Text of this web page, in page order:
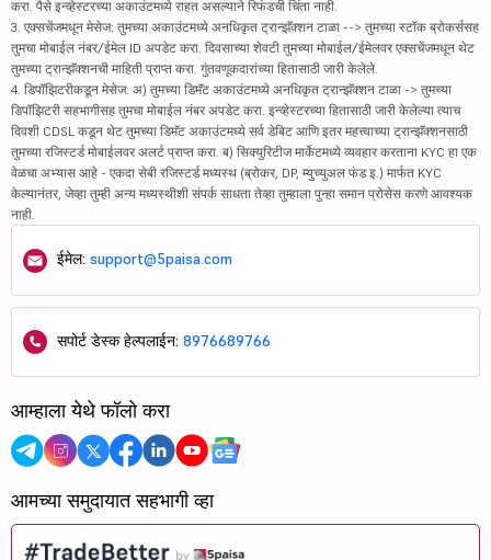
करा. पैसे इन्व्हेस्टरच्या अकाउंटमध्ये राहत असल्याने रिफंडची चिंता नाही.
3. एक्सचेंजमधून मेसेज: तुमच्या अकाउंटमध्ये अनधिकृत ट्रान्झॅक्शन टाळा --> तुमच्या स्टॉक ब्रोकर्ससह
तुमचा मोबाईल नंबर/ईमेल ID अपडेट करा. दिवसाच्या शेवटी तुमच्या मोबाईल/ईमेलवर एक्सचेंजमधून थेट
तुमच्या ट्रान्झॅक्शनची माहिती प्राप्त करा. गुंतवणूकदारांच्या हितासाठी जारी केलेले.
4. डिपॉझिटरीकडून मेसेज: अ) तुमच्या डिमॅट अकाउंटमध्ये अनधिकृत ट्रान्झॅक्शन टाळा -> तुमच्या
डिपॉझिटरी सहभागीसह तुमचा मोबाईल नंबर अपडेट करा. इन्व्हेस्टरच्या हितासाठी जारी केलेल्या त्याच
दिवशी CDSL कडून थेट तुमच्या डिमॅट अकाउंटमध्ये सर्व डेबिट आणि इतर महत्त्वाच्या ट्रान्झॅक्शनसाठी
तुमच्या रजिस्टर्ड मोबाईलवर अलर्ट प्राप्त करा. ब) सिक्युरिटीज मार्केटमध्ये व्यवहार करताना KYC हा एक
वेळचा अभ्यास आहे - एकदा सेबी रजिस्टर्ड मध्यस्थ (ब्रोकर, DP, म्युच्युअल फंड इ.) मार्फत KYC
केल्यानंतर, जेव्हा तुम्ही अन्य मध्यस्थीशी संपर्क साधता तेव्हा तुम्हाला पुन्हा समान प्रोसेस करणे आवश्यक
नाही.
ईमेल: support@5paisa.com
सपोर्ट डेस्क हेल्पलाईन: 8976689766
आम्हाला येथे फॉलो करा
आमच्या समुदायात सहभागी व्हा